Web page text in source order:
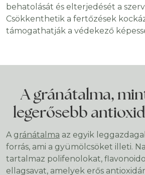
behatolását és elterjedését a
Csökkenthetik a fertőzések
támogathatják a védekező
A gránátalma,
legerősebb
A gránátalma az egyik
forrás, ami a gyümölcsöket illeti.
tartalmaz polifenolokat,
ellagsavat, amelyek erős